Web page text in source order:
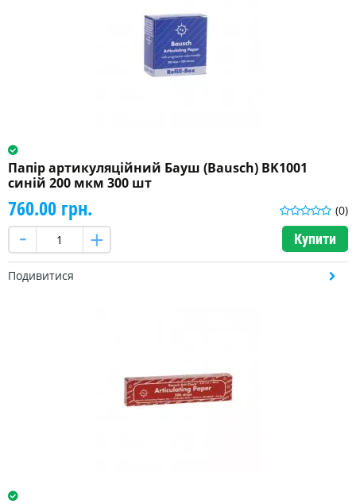
Папір артикуляційний Бауш (Bausch) BK1001
синій 200 мкм 300 шт
(0)
760.00 грн.
Купити
Подивитися